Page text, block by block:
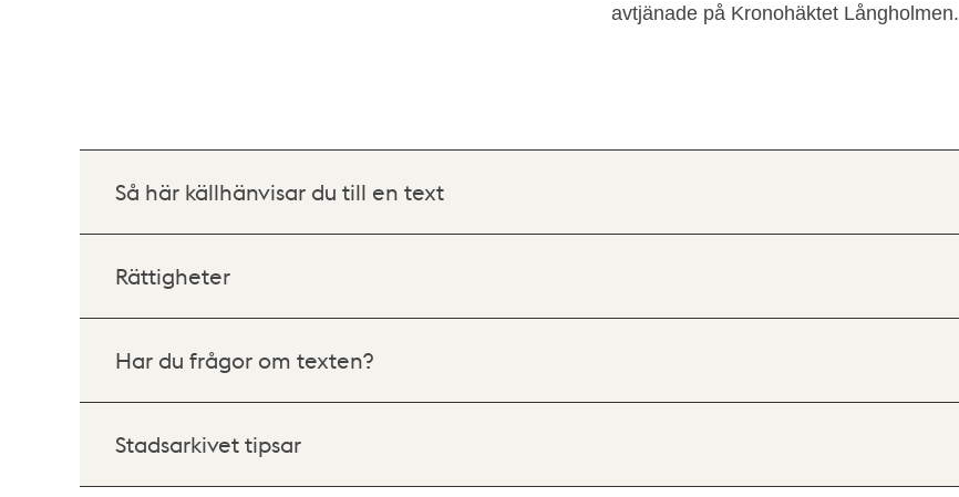
avtjänade på Kronohäktet Långholmen.
Så här källhänvisar du till en text
Rättigheter
Har du frågor om texten?
Stadsarkivet tipsar